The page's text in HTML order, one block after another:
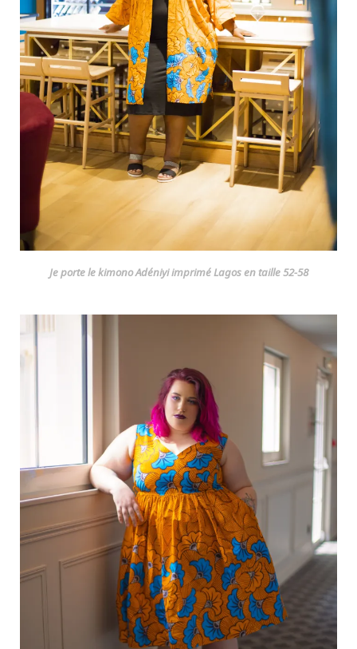
Je porte le kimono Adéniyi imprimé Lagos en taille 52-58